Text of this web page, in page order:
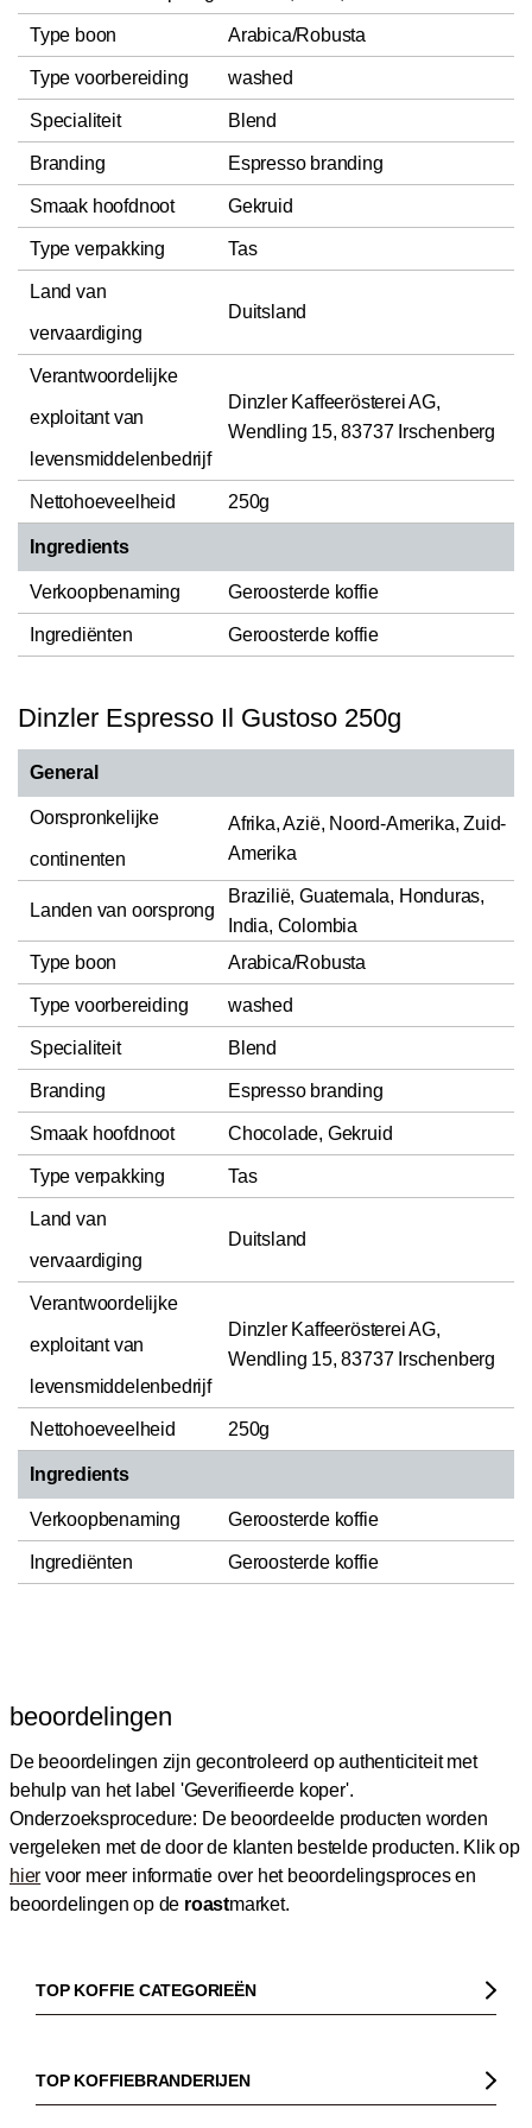
Type boon Arabica/Robusta
Type voorbereiding washed
Specialiteit Blend
Branding Espresso branding
Smaak hoofdnoot Gekruid
Type verpakking Tas
Land van
vervaardiging
Duitsland
Verantwoordelijke
exploitant van
levensmiddelenbedrijf
Dinzler Kaffeerösterei AG,
Wendling 15, 83737 Irschenberg
Nettohoeveelheid 250g
Ingredients
Verkoopbenaming Geroosterde koffie
Ingrediënten Geroosterde koffie
Dinzler Espresso Il Gustoso 250g
General
Oorspronkelijke
continenten
Afrika, Azië, Noord-Amerika, Zuid-
Amerika
Landen van oorsprong
Brazilië, Guatemala, Honduras,
India, Colombia
Type boon
Arabica/Robusta
Type voorbereiding washed
Specialiteit Blend
Branding Espresso branding
Smaak hoofdnoot Chocolade, Gekruid
Type verpakking Tas
Land van
vervaardiging
Duitsland
Verantwoordelijke
exploitant van
levensmiddelenbedrijf
Dinzler Kaffeerösterei AG,
Wendling 15, 83737 Irschenberg
Nettohoeveelheid 250g
Ingredients
Verkoopbenaming Geroosterde koffie
Ingrediënten Geroosterde koffie
beoordelingen
De beoordelingen zijn gecontroleerd op authenticiteit met
behulp van het label 'Geverifieerde koper'.
Onderzoeksprocedure: De beoordeelde producten worden
vergeleken met de door de klanten bestelde producten. Klik op
hier voor meer informatie over het beoordelingsproces en
beoordelingen op de roastmarket.
TOP KOFFIE CATEGORIEËN
Koffiebonen
Biologische koffie
TOP KOFFIEBRANDERIJEN